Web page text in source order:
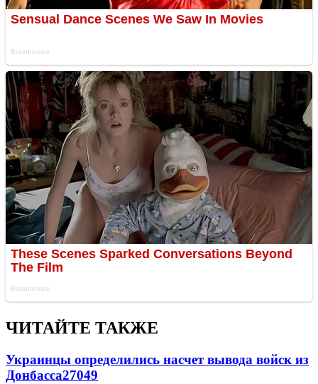
ЧИТАЙТЕ ТАКЖЕ
Украинцы определились насчет вывода войск из
Донбасса27049